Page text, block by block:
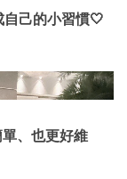
自己的小習慣🤍
單、也更好維